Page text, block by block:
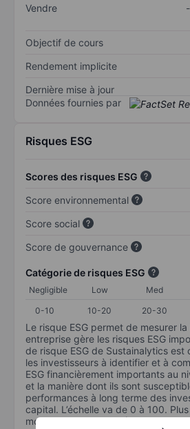
Vendre
-
Objectif de cours
Rendement implicite
Dernière mise à jour
Données fournies par
Risques ESG
Scores des risques ESG
Score environnemental
Score social
Score de gouvernance
Catégorie de risques ESG
Negligible Low Med
0-10
10-20 20-30
Le risque ESG permet de mesurer
entreprise gère les risques ESG
de risque ESG de Sustainalytics est
les investisseurs à identifier et à
ESG financièrement importants au
et la manière dont ils sont
performances à long terme des
capital. L’échelle va de 0 à 100.
moins il est important (0 équivaut à